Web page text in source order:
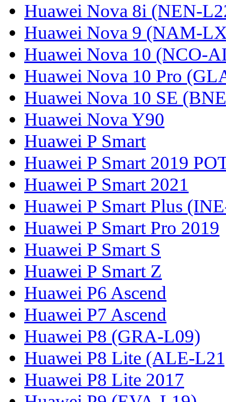
Huawei Nova 8i (NEN-
Huawei Nova 9 (NAM-
Huawei Nova 10 (NCO-
Huawei Nova 10 Pro
Huawei Nova 10 SE
Huawei Nova Y90
Huawei P Smart
Huawei P Smart 2019
Huawei P Smart 2021
Huawei P Smart Plus
Huawei P Smart Pro 2019
Huawei P Smart S
Huawei P Smart Z
Huawei P6 Ascend
Huawei P7 Ascend
Huawei P8 (GRA-L09)
Huawei P8 Lite (ALE-
Huawei P8 Lite 2017